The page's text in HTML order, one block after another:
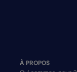
À PROPOS